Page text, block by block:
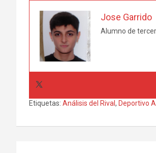
Jose Garrido
Alumno de
Etiquetas: Análisis del Rival , Deportivo